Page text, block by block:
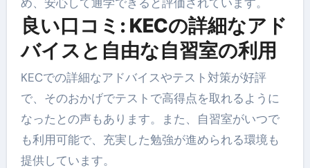
良い口コミ: KECの詳細なアド
バイスと自由な自習室の利用
KECでの詳細なアドバイスやテスト対策が好評
で、そのおかげでテストで高得点を取れるように
なったとの声もあります。また、自習室がいつで
も利用可能で、充実した勉強が進められる環境も
提供しています。